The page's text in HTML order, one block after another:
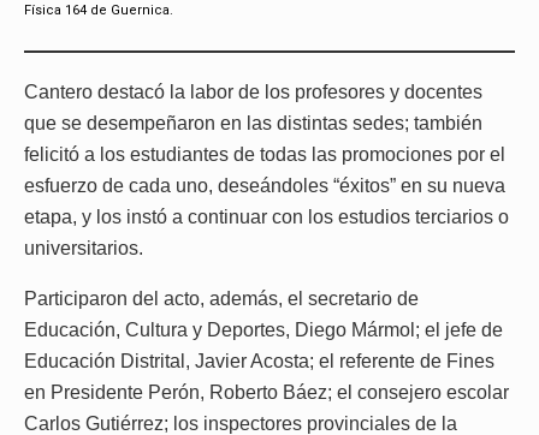
Física 164 de Guernica.
Cantero destacó la labor de los profesores y docentes
que se desempeñaron en las distintas sedes; también
felicitó a los estudiantes de todas las promociones por el
esfuerzo de cada uno, deseándoles “éxitos” en su nueva
etapa, y los instó a continuar con los estudios terciarios o
universitarios.
Participaron del acto, además, el secretario de
Educación, Cultura y Deportes, Diego Mármol; el jefe de
Educación Distrital, Javier Acosta; el referente de Fines
en Presidente Perón, Roberto Báez; el consejero escolar
Carlos Gutiérrez; los inspectores provinciales de la